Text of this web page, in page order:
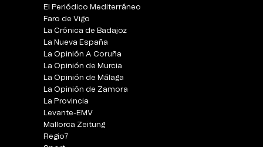
El Periódico Mediterráneo
Faro de Vigo
La Crónica de Badajoz
La Nueva España
La Opinión A Coruña
La Opinión de Murcia
La Opinión de Málaga
La Opinión de Zamora
La Provincia
Levante-EMV
Mallorca Zeitung
Regio7